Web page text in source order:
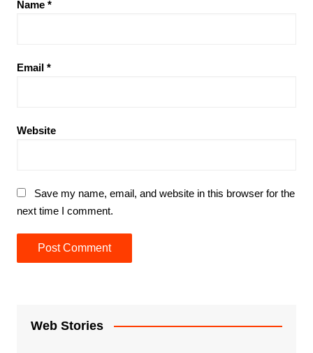
Name *
Email *
Website
Save my name, email, and website in this browser for the
next time I comment.
Web Stories